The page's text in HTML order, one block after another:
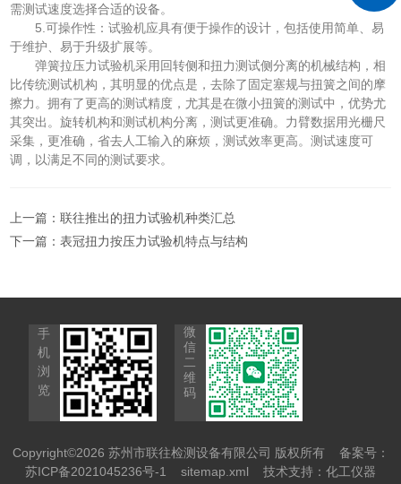
需测试速度选择合适的设备。
5.可操作性：试验机应具有便于操作的设计，包括使用简单、易
于维护、易于升级扩展等。
弹簧拉压力试验机采用回转侧和扭力测试侧分离的机械结构，相
比传统测试机构，其明显的优点是，去除了固定塞规与扭簧之间的摩
擦力。拥有了更高的测试精度，尤其是在微小扭簧的测试中，优势尤
其突出。旋转机构和测试机构分离，测试更准确。力臂数据用光栅尺
采集，更准确，省去人工输入的麻烦，测试效率更高。测试速度可
调，以满足不同的测试要求。
上一篇：联往推出的扭力试验机种类汇总
下一篇：表冠扭力按压力试验机特点与结构
手
机
浏
览
微
信
二
维
码
Copyright©2026 苏州市联往检测设备有限公司 版权所有 备案号：
苏ICP备2021045236号-1
sitemap.xml 技术支持： 化工仪器